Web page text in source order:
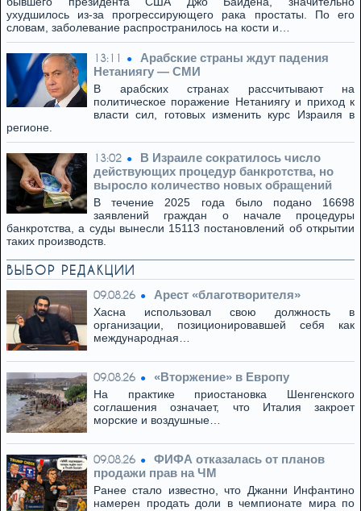
ухудшилось из-за прогрессирующего рака простаты. По его
словам, заболевание распространилось на кости и…
13:11
Арабские страны ждут падения
Нетаниягу — СМИ
В арабских странах рассчитывают на
политическое поражение Нетаниягу и приход к
власти сил, готовых изменить курс Израиля в
регионе.
13:02
В Израиле сократилось число
действующих процедур банкротства, но
выросло количество новых обращений
В течение 2025 года было подано 16698
заявлений граждан о начале процедуры
банкротства, а суды вынесли 15113 постановлений об открытии
таких производств.
ВЫБОР РЕДАКЦИИ
09.08.26 Арест «благотворителя»
Хасна использовал свою должность в
организации, позиционировавшей себя как
международная…
09.08.26 «Вторжение» в Европу
На практике приостановка Шенгенского
соглашения означает, что Италия закроет
морские и воздушные…
09.08.26
ФИФА отказалась от планов
продажи прав на ЧМ
Ранее стало известно, что Джанни Инфантино
намерен продать доли в чемпионате мира по